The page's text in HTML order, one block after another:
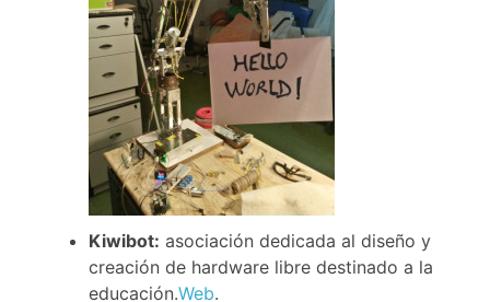
Kiwibot: asociación dedicada al diseño y
creación de hardware libre destinado a la
educación.Web.